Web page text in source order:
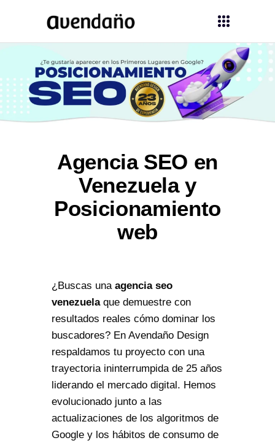
Agencia SEO en
Venezuela y
Posicionamiento
web
¿Buscas una agencia seo
venezuelaque demuestre con
resultados reales cómo dominar los
buscadores? En Avendaño Design
respaldamos tu proyecto con una
trayectoria ininterrumpida de 25 años
liderando el mercado digital. Hemos
evolucionado junto a las
actualizaciones de los algoritmos de
Google y los hábitos de consumo de